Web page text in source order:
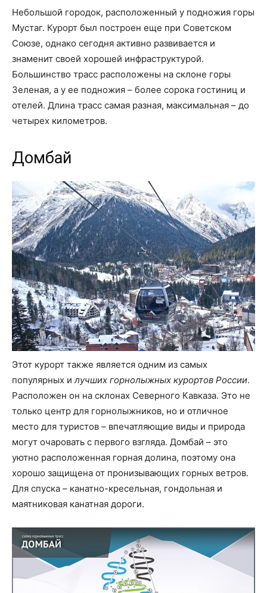
Небольшой городок, расположенный у подножия горы
Мустаг. Курорт был построен еще при Советском
Союзе, однако сегодня активно развивается и
знаменит своей хорошей инфраструктурой.
Большинство трасс расположены на склоне горы
Зеленая, а у ее подножия – более сорока гостиниц и
отелей. Длина трасс самая разная, максимальная – до
четырех километров.
Домбай
Этот курорт также является одним из самых
популярных и лучших горнолыжных курортов России.
Расположен он на склонах Северного Кавказа. Это не
только центр для горнолыжников, но и отличное
место для туристов – впечатляющие виды и природа
могут очаровать с первого взгляда. Домбай – это
уютно расположенная горная долина, поэтому она
хорошо защищена от пронизывающих горных ветров.
Для спуска – канатно-кресельная, гондольная и
маятниковая канатная дороги.